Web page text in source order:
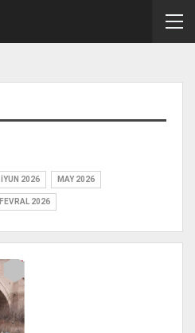
İYUN 2026 MAY 2026
FEVRAL 2026